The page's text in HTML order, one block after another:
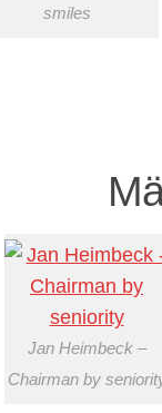
smiles
Jan Heimbeck –
Chairman by